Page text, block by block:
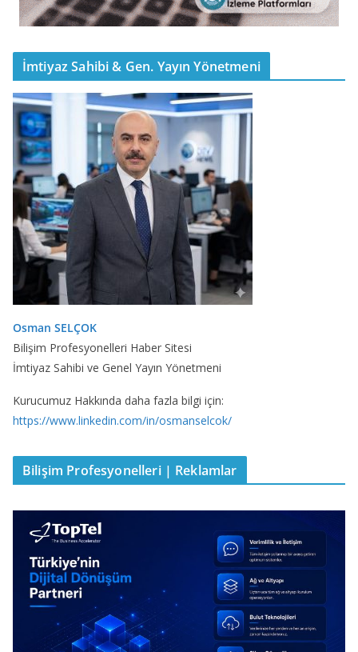
İmtiyaz Sahibi & Gen. Yayın Yönetmeni
Osman SELÇOK
Bilişim Profesyonelleri Haber Sitesi
İmtiyaz Sahibi ve Genel Yayın Yönetmeni
Kurucumuz Hakkında daha fazla bilgi için:
https://www.linkedin.com/in/osmanselcok/
Bilişim Profesyonelleri | Reklamlar